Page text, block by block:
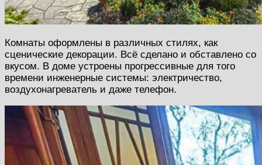
Комнаты оформлены в различных стилях, как
сценические декорации. Всё сделано и обставлено со
вкусом. В доме устроены прогрессивные для того
времени инженерные системы: электричество,
воздухонагреватель и даже телефон.